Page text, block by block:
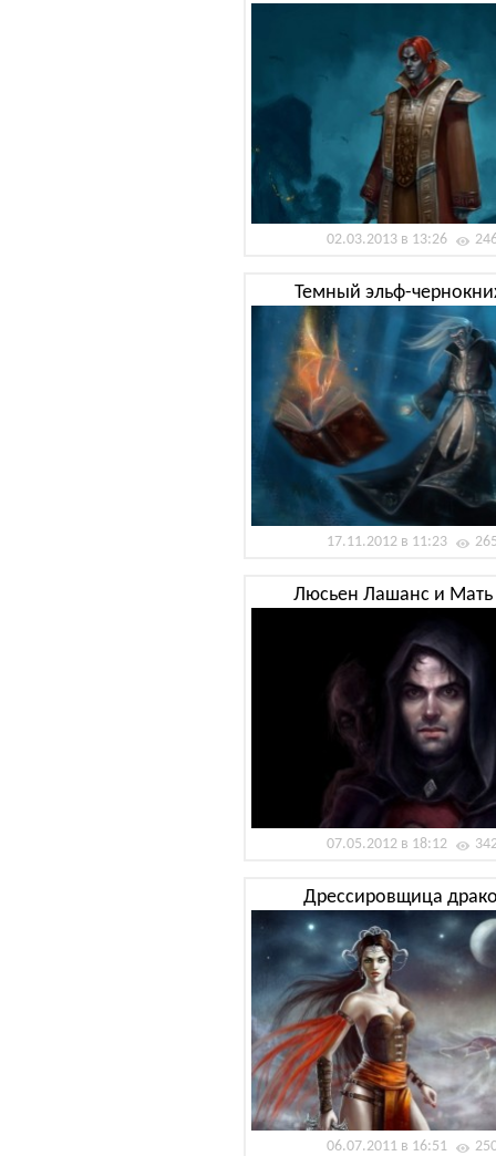
02.03.2013 в 13:26
Темный эльф-
17.11.2012 в 11:23
Люсьен Лашанс и
07.05.2012 в 18:12
Дрессировщица
06.07.2011 в 16:51